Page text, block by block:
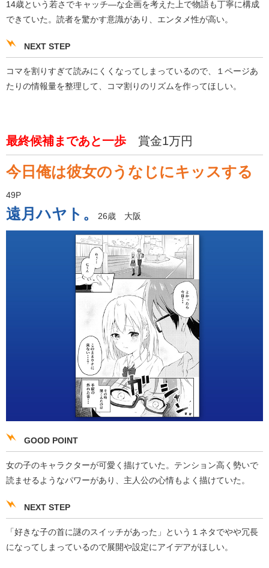
14歳という若さでキャッチ―な企画を考えた上で物語も丁寧に構成
できていた。読者を驚かす意識があり、エンタメ性が高い。
NEXT STEP
コマを割りすぎて読みにくくなってしまっているので、１ページあ
たりの情報量を整理して、コマ割りのリズムを作ってほしい。
最終候補まであと一歩 賞金1万円
今日俺は彼女のうなじにキッスする
49P
遠月ハヤト。 26歳 大阪
GOOD POINT
女の子のキャラクターが可愛く描けていた。テンション高く勢いで
読ませるようなパワーがあり、主人公の心情もよく描けていた。
NEXT STEP
「好きな子の首に謎のスイッチがあった」という１ネタでやや冗長
になってしまっているので展開や設定にアイデアがほしい。